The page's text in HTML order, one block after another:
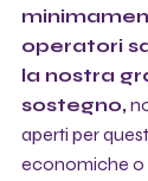
operatori
la nostra
sostegno,
aperti per
economiche o